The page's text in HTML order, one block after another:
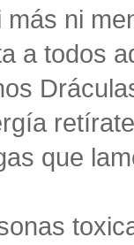
más ni
a todos
que